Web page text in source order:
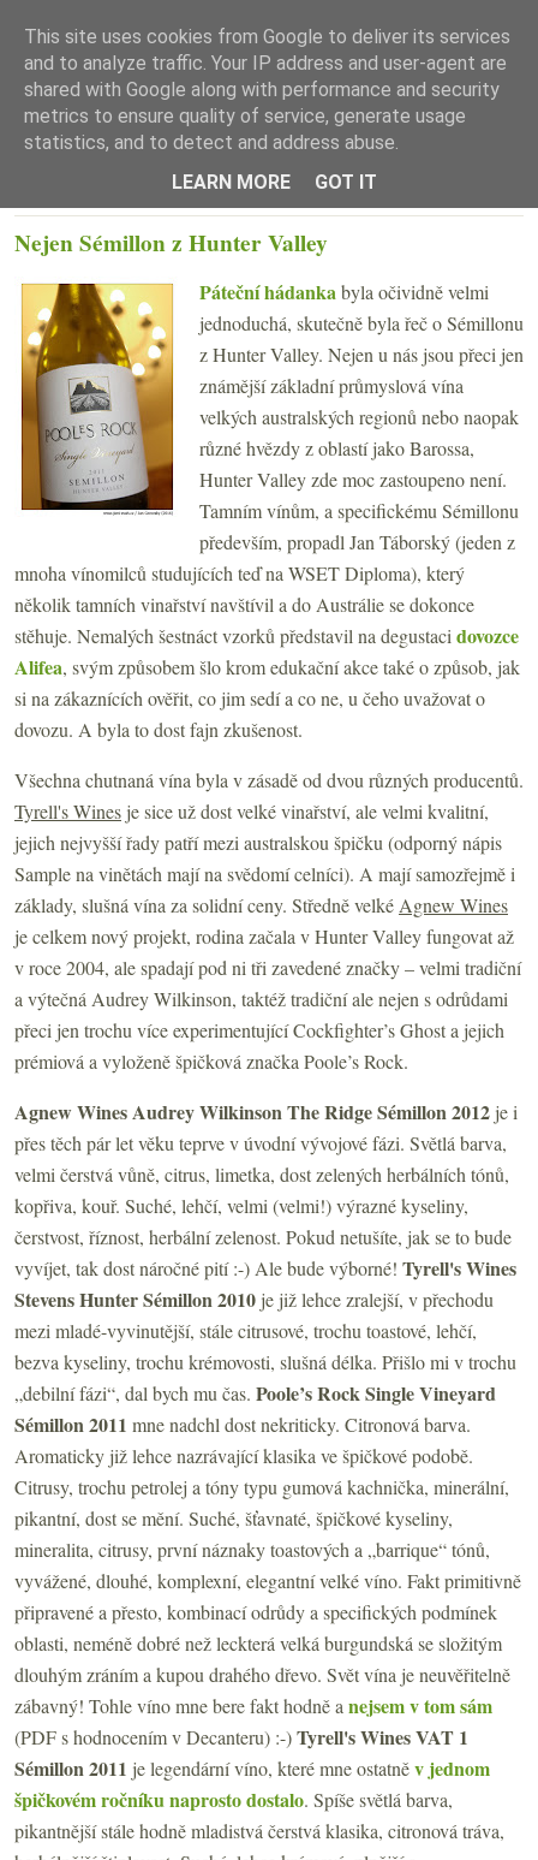
☰ Menu
Nejen Sémillon z Hunter Valley
Páteční hádankabyla očividně velmi
jednoduchá, skutečně byla řeč o Sémillonu
z Hunter Valley. Nejen u nás jsou přeci jen
známější základní průmyslová vína
velkých australských regionů nebo naopak
různé hvězdy z oblastí jako Barossa,
Hunter Valley zde moc zastoupeno není.
Tamním vínům, a specifickému Sémillonu
především, propadl Jan Táborský (jeden z
mnoha vínomilců studujících teď na WSET Diploma), který
několik tamních vinařství navštívil a do Austrálie se dokonce
stěhuje. Nemalých šestnáct vzorků představil na degustaci dovozce
Alifea, svým způsobem šlo krom edukační akce také o způsob, jak
si na zákaznících ověřit, co jim sedí a co ne, u čeho uvažovat o
dovozu. A byla to dost fajn zkušenost.
Všechna chutnaná vína byla v zásadě od dvou různých producentů.
Tyrell's Wines je sice už dost velké vinařství, ale velmi kvalitní,
jejich nejvyšší řady patří mezi australskou špičku (odporný nápis
Sample na vinětách mají na svědomí celníci). A mají samozřejmě i
základy, slušná vína za solidní ceny. Středně velké Agnew Wines
je celkem nový projekt, rodina začala v Hunter Valley fungovat až
v roce 2004, ale spadají pod ni tři zavedené značky – velmi tradiční
a výtečná Audrey Wilkinson, taktéž tradiční ale nejen s odrůdami
přeci jen trochu více experimentující Cockfighter’s Ghost a jejich
prémiová a vyloženě špičková značka Poole’s Rock.
Agnew Wines Audrey Wilkinson The Ridge Sémillon 2012 je i
přes těch pár let věku teprve v úvodní vývojové fázi. Světlá barva,
velmi čerstvá vůně, citrus, limetka, dost zelených herbálních tónů,
kopřiva, kouř. Suché, lehčí, velmi (velmi!) výrazné kyseliny,
čerstvost, říznost, herbální zelenost. Pokud netušíte, jak se to bude
vyvíjet, tak dost náročné pití :-) Ale bude výborné! Tyrell's Wines
Stevens Hunter Sémillon 2010 je již lehce zralejší, v přechodu
mezi mladé-vyvinutější, stále citrusové, trochu toastové, lehčí,
bezva kyseliny, trochu krémovosti, slušná délka. Přišlo mi v trochu
„debilní fázi“, dal bych mu čas. Poole’s Rock Single Vineyard
Sémillon 2011 mne nadchl dost nekriticky. Citronová barva.
Aromaticky již lehce nazrávající klasika ve špičkové podobě.
Citrusy, trochu petrolej a tóny typu gumová kachnička, minerální,
pikantní, dost se mění. Suché, šťavnaté, špičkové kyseliny,
mineralita, citrusy, první náznaky toastových a „barrique“ tónů,
vyvážené, dlouhé, komplexní, elegantní velké víno. Fakt primitivně
připravené a přesto, kombinací odrůdy a specifických podmínek
oblasti, neméně dobré než leckterá velká burgundská se složitým
dlouhým zráním a kupou drahého dřevo. Svět vína je neuvěřitelně
zábavný! Tohle víno mne bere fakt hodně a nejsem v tom sám
(PDF s hodnocením v Decanteru) :-)Tyrell's Wines VAT 1
Sémillon 2011 je legendární víno, které mne ostatněv jednom
špičkovém ročníku naprosto dostalo. Spíše světlá barva,
pikantnější stále hodně mladistvá čerstvá klasika, citronová tráva,
This site uses cookies from Google to deliver its services
and to analyze traffic. Your IP address and user-agent are
shared with Google along with performance and security
metrics to ensure quality of service, generate usage
statistics, and to detect and address abuse.
LEARN MORE
GOT IT